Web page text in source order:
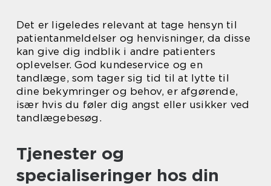
Det er ligeledes relevant at tage hensyn til
patientanmeldelser og henvisninger, da disse
kan give dig indblik i andre patienters
oplevelser. God kundeservice og en
tandlæge, som tager sig tid til at lytte til
dine bekymringer og behov, er afgørende,
især hvis du føler dig angst eller usikker ved
tandlægebesøg.
Tjenester og
specialiseringer hos din